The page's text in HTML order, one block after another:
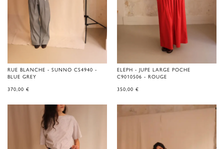
RUE BLANCHE - SUNNO CS4940 -
BLUE GREY
370,00 €
ELEPH - JUPE LARGE POCHE
C9010506 - ROUGE
350,00 €